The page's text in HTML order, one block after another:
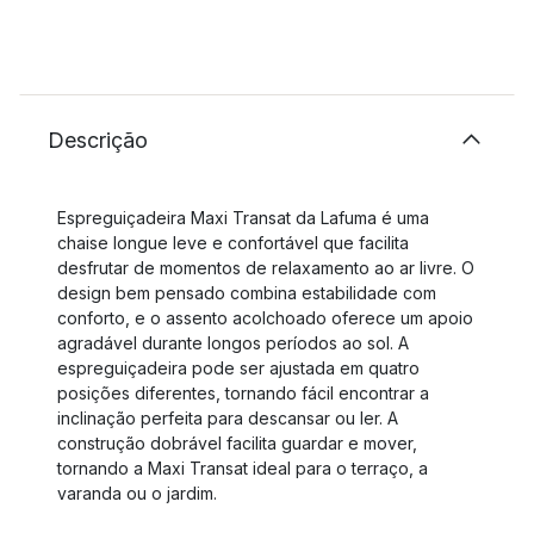
Descrição
Espreguiçadeira Maxi Transat da Lafuma é uma
chaise longue leve e confortável que facilita
desfrutar de momentos de relaxamento ao ar livre. O
design bem pensado combina estabilidade com
conforto, e o assento acolchoado oferece um apoio
agradável durante longos períodos ao sol. A
espreguiçadeira pode ser ajustada em quatro
posições diferentes, tornando fácil encontrar a
inclinação perfeita para descansar ou ler. A
construção dobrável facilita guardar e mover,
tornando a Maxi Transat ideal para o terraço, a
varanda ou o jardim.